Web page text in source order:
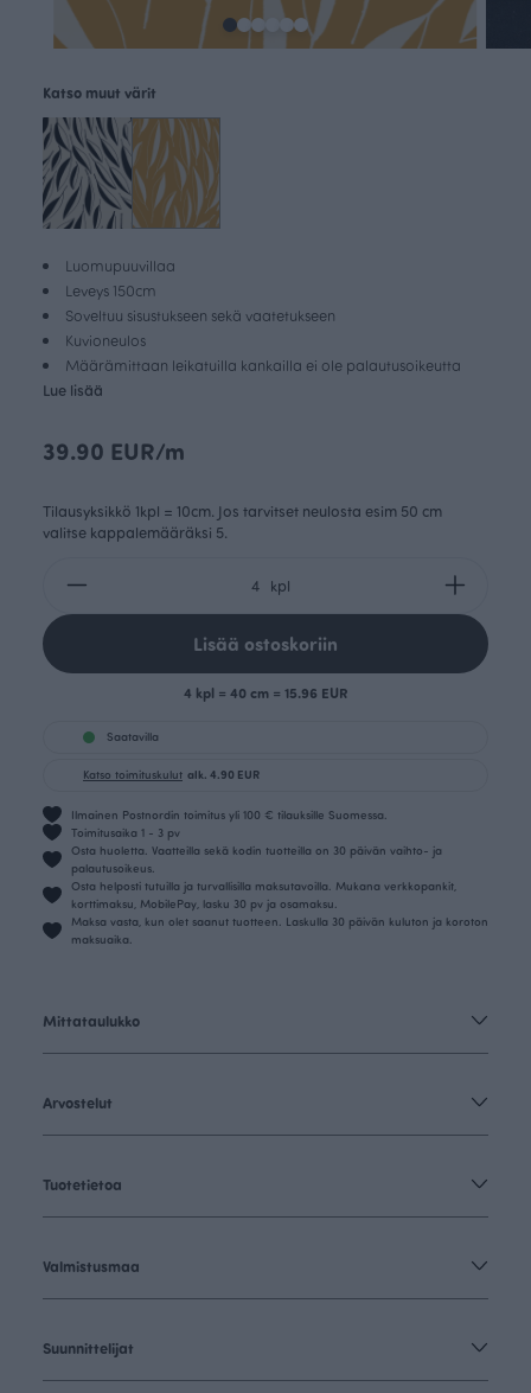
Luomupuuvillaa
Leveys 150cm
Soveltuu sisustukseen sekä vaatetukseen
Kuvioneulos
Määrämittaan leikatuilla kankailla ei ole palautusoikeutta
Lue lisää
Katso muut värit
39.90 EUR/m
Tilausyksikkö 1kpl = 10cm. Jos tarvitset neulosta esim 50 cm
valitse kappalemääräksi 5.
kpl
Lisää ostoskoriin
4 kpl = 40 cm = 15.96 EUR
Saatavilla
Katso toimituskulut alk. 4.90 EUR
Ilmainen Postnordin toimitus yli 100 € tilauksille Suomessa.
Toimitusaika 1 - 3 pv
Osta huoletta. Vaatteilla sekä kodin tuotteilla on 30 päivän vaihto- ja
palautusoikeus.
Osta helposti tutuilla ja turvallisilla maksutavoilla. Mukana verkkopankit,
korttimaksu, MobilePay, lasku 30 pv ja osamaksu.
Maksa vasta, kun olet saanut tuotteen. Laskulla 30 päivän kuluton ja koroton
maksuaika.
Mittataulukko
Arvostelut
Tuotetietoa
Valmistusmaa
Suunnittelijat